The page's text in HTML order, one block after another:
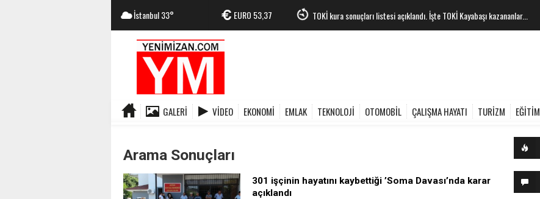
İstanbul33° EURO 53,37 TOKİ kura sonuçları listesi açıklandı. İşte TOKİ Kayabaşı kazananlar...
GALERI VIDEO EKONOMİ EMLAK TEKNOLOJİ OTOMOBİL ÇALIŞMA HAYATI TURİZM EĞİTİM
Arama Sonuçları
301 işçinin hayatını kaybettiği ’Soma Davası’nda karar
açıklandı